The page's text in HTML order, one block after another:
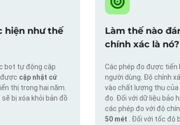
hiện như thế
bot tự động cập
cập nhật cứ
thị trong hai năm.
bị xóa khỏi bản đồ
Làm thế nào
chính xác là nó?
Các phép đo được
người dùng. Độ chính
vào chất lượng thu
đo. Đối với dữ liệu bảo
các phép đo với độ
50 mét
. Đối với tốc độ